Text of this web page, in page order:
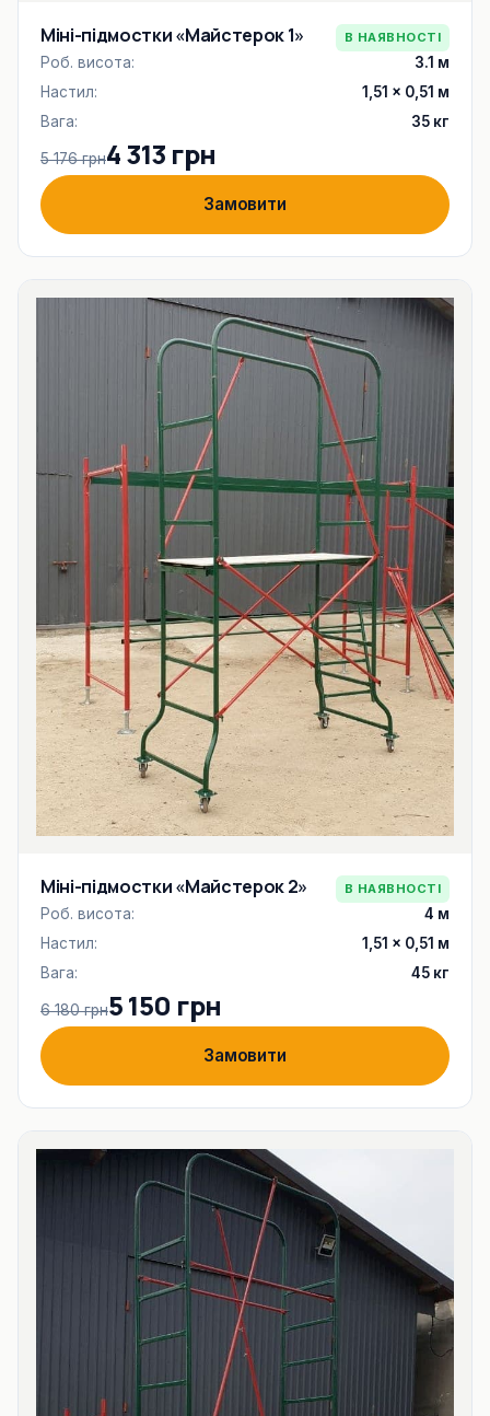
Міні-підмостки «Майстерок 1» В НАЯВНОСТІ
Роб. висота:
3.1 м
Настил:
1,51 × 0,51 м
Вага:
35 кг
5 176 грн4 313 грн
Замовити
Міні-підмостки «Майстерок 2» В НАЯВНОСТІ
Роб. висота:
4 м
Настил:
1,51 × 0,51 м
Вага:
45 кг
6 180 грн5 150 грн
Замовити